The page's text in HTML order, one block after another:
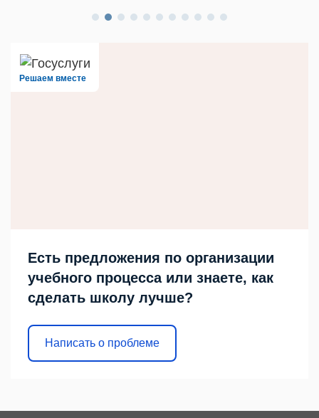
Решаем вместе
Есть предложения по организации
учебного процесса или знаете, как
сделать школу лучше?
Написать о проблеме